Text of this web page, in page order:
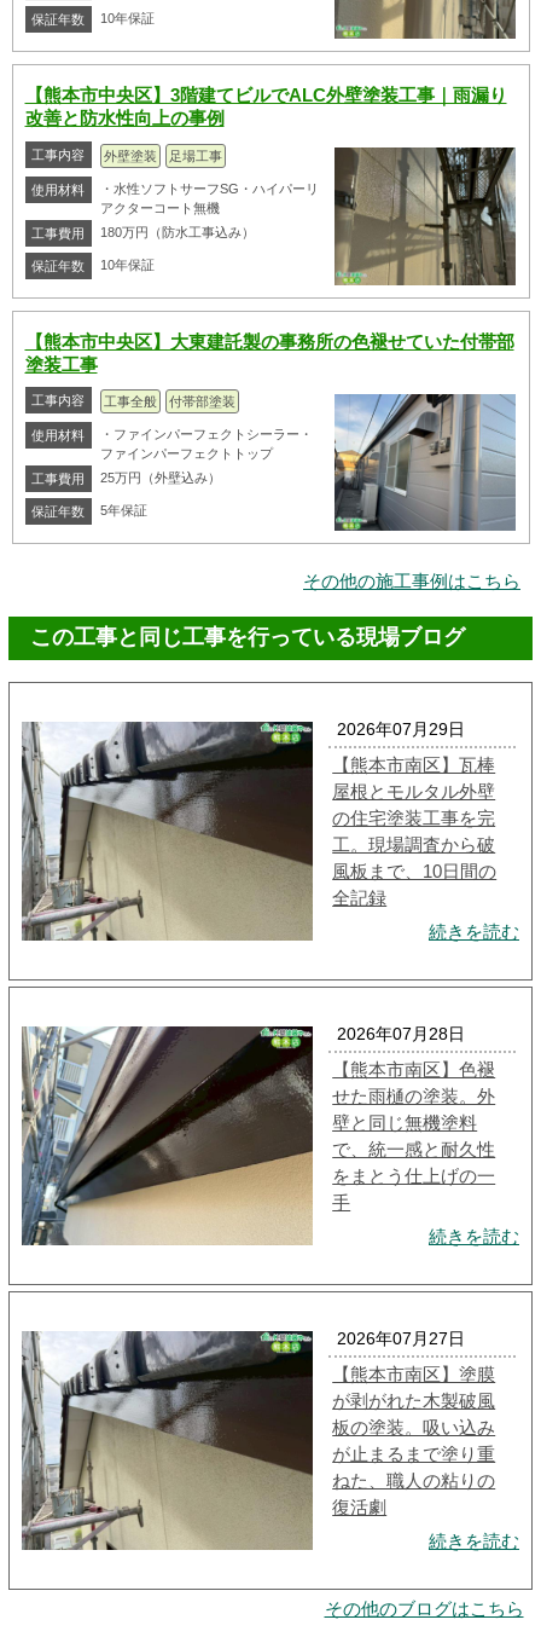
保証年数 10年保証
【熊本市中央区】3階建てビルでALC外壁塗装工事｜雨漏り
改善と防水性向上の事例
工事内容 外壁塗装 足場工事
使用材料
・水性ソフトサーフSG・ハイパーリ
アクターコート無機
工事費用
180万円（防水工事込み）
保証年数 10年保証
【熊本市中央区】大東建託製の事務所の色褪せていた付帯部
塗装工事
工事内容 工事全般 付帯部塗装
使用材料
・ファインパーフェクトシーラー・
ファインパーフェクトトップ
工事費用
25万円（外壁込み）
保証年数 5年保証
その他の施工事例はこちら
この工事と同じ工事を行っている現場ブログ
2026年07月29日
【熊本市南区】瓦棒
屋根とモルタル外壁
の住宅塗装工事を完
工。現場調査から破
風板まで、10日間の
全記録
続きを読む
2026年07月28日
【熊本市南区】色褪
せた雨樋の塗装。外
壁と同じ無機塗料
で、統一感と耐久性
をまとう仕上げの一
手
続きを読む
2026年07月27日
【熊本市南区】塗膜
が剥がれた木製破風
板の塗装。吸い込み
が止まるまで塗り重
ねた、職人の粘りの
復活劇
続きを読む
その他のブログはこちら